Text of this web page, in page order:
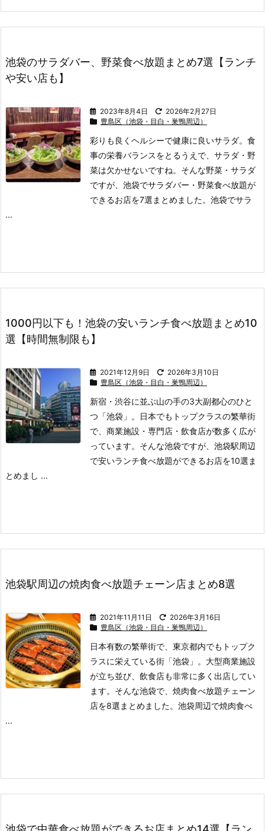
池袋のサラダバー、野菜食べ放題まとめ7選【ランチ
や安い店も】
2023年8月4日
2026年2月27日
豊島区（池袋・目白・巣鴨周辺）
彩りも良くヘルシーで健康に良いサラダ。 食
事の栄養バランスをとるうえで、サラダ・野
菜は欠かせないですね。 そんな野菜・サラダ
ですが、池袋でサラダバー・野菜食べ放題が
できるお店を7選まとめました。 池袋でサラ
...
1000円以下も！池袋の安いランチ食べ放題まとめ10
選【時間無制限も】
2021年12月9日
2026年3月10日
豊島区（池袋・目白・巣鴨周辺）
新宿・渋谷に並ぶ山の手の3大副都心のひと
つ「池袋」。
日本でもトップクラスの繁華街
で、商業施設・専門店・飲食店が数多く広が
っています。 そんな池袋ですが、池袋駅周辺
で安いランチ食べ放題ができるお店を10選ま
とめまし ...
池袋駅周辺の焼肉食べ放題チェーン店まとめ8選
2021年11月11日
2026年3月16日
豊島区（池袋・目白・巣鴨周辺）
日本有数の繁華街で、東京都内でもトップク
ラスに栄えている街「池袋」。 大型商業施設
が立ち並び、飲食店も非常に多く出店してい
ます。 そんな池袋で、焼肉食べ放題チェーン
店を8選まとめました。 池袋周辺で焼肉食べ
...